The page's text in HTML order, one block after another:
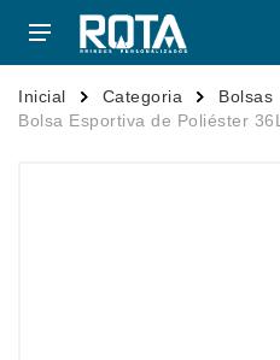
Inicial Categoria
Bolsas
Bolsa Esportiva de Poliéster 36L